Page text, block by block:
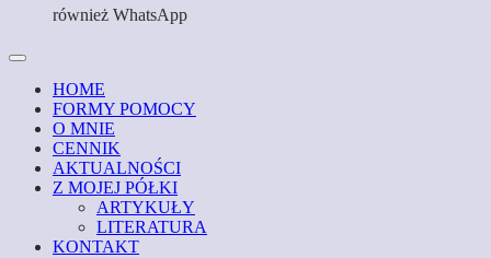
również WhatsApp
HOME
FORMY POMOCY
O MNIE
CENNIK
AKTUALNOŚCI
Z MOJEJ PÓŁKI
ARTYKUŁY
LITERATURA
KONTAKT